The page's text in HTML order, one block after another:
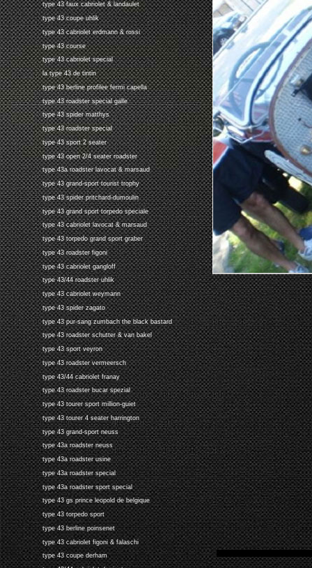
type 43 faux cabriolet & landaulet
type 43 coupe uhlik
type 43 cabriolet erdmann & rossi
type 43 course
type 43 cabriolet special
la type 43 de tintin
type 43 berline profilee fermi capella
type 43 roadster special galle
type 43 spider matthys
type 43 roadster special
type 43 sport 2 seater
type 43 open 2/4 seater roadster
type 43a roadster lavocat & marsaud
type 43 grand-sport tourist trophy
type 43 spider pritchard-dumoulin
type 43 grand sport torpedo speciale
type 43 cabriolet lavocat & marsaud
type 43 torpedo grand sport graber
type 43 roadster figoni
type 43 cabriolet gangloff
type 43/44 roadster uhlik
type 43 cabriolet weymann
type 43 spider zagato
type 43 pur-sang zumbach the black bastard
type 43 roadster schutter & van bakel
type 43 sport veyron
type 43 roadster vermeersch
type 43/44 cabriolet franay
type 43 roadster bucar spezial
type 43 tourer sport million-guiet
type 43 tourer 4 seater harrington
type 43 grand-sport neuss
type 43a roadster neuss
type 43a roadster usine
type 43a roadster special
type 43a roadster sport special
type 43 gs prince leopold de belgique
type 43 torpedo sport
type 43 berline poinsenet
type 43 cabriolet figoni & falaschi
type 43 coupe derham